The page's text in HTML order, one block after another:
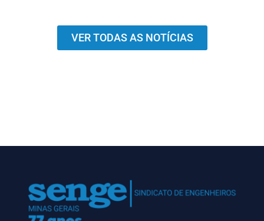
VER TODAS AS NOTÍCIAS